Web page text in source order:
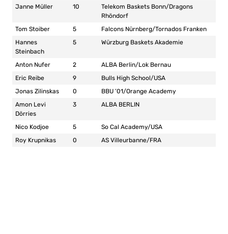
Janne Müller 10
Telekom Baskets Bonn/Dragons
Rhöndorf
Tom Stoiber
5
Falcons Nürnberg/Tornados Franken
Hannes
Steinbach
5 Würzburg Baskets Akademie
Anton Nufer 2
ALBA Berlin/Lok Bernau
Eric Reibe
9
Bulls High School/USA
Jonas Zilinskas
0
BBU ’01/Orange Academy
Amon Levi
Dörries
3 ALBA BERLIN
Nico Kodjoe 5
So Cal Academy/USA
Roy Krupnikas
0 AS Villeurbanne/FRA